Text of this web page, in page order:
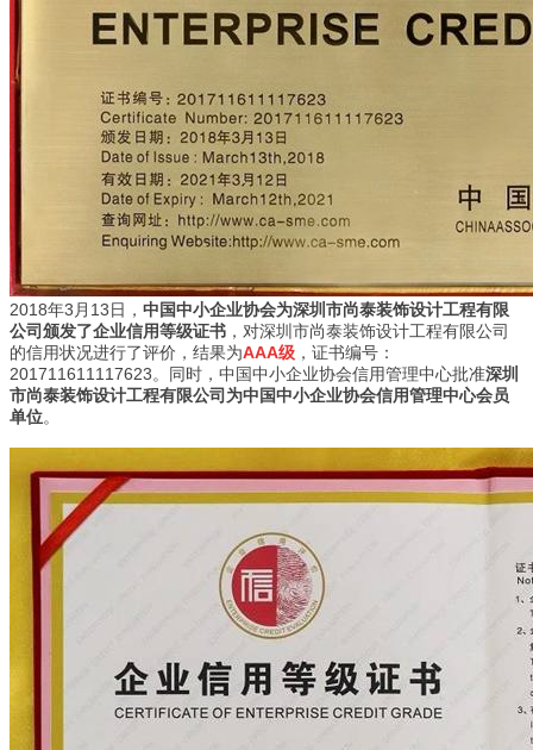
2018年3月13日， 中国中小企业协会为深圳市尚泰装饰设计工程有限
公司颁发了企业信用等级证书 ，对深圳市尚泰装饰设计工程有限公司
的信用状况进行了评价，结果为AAA级 ，证书编号：
201711611117623。同时，中国中小企业协会信用管理中心批准深圳
市尚泰装饰设计工程有限公司为中国中小企业协会信用管理中心会员
单位。